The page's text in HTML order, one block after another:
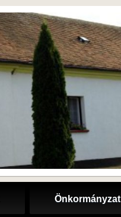
Önkormányzat